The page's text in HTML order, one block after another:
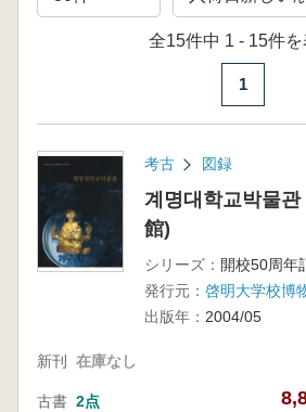
全15件中 1 - 15件
1
考古 図録
계명대학교박물
館)
シリーズ：
発行元： 啓明大学校博
出版年： 2004/05
新刊 在庫なし
古書 2点